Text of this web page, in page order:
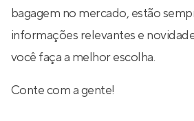
bagagem no mercado, estão
informações relevantes e
você faça a melhor escolha.
Conte com a gente!